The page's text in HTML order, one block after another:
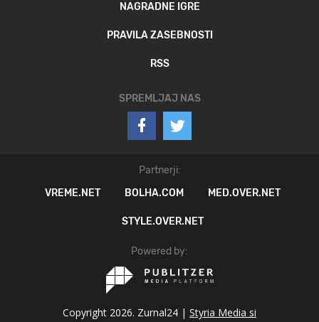
NAGRADNE IGRE
PRAVILA ZASEBNOSTI
RSS
SPREMLJAJ NAS
Partnerji:
VREME.NET
BOLHA.COM MED.OVER.NET
STYLE.OVER.NET
Powered by:
Copyright 2026. Zurnal24 | Styria Media si